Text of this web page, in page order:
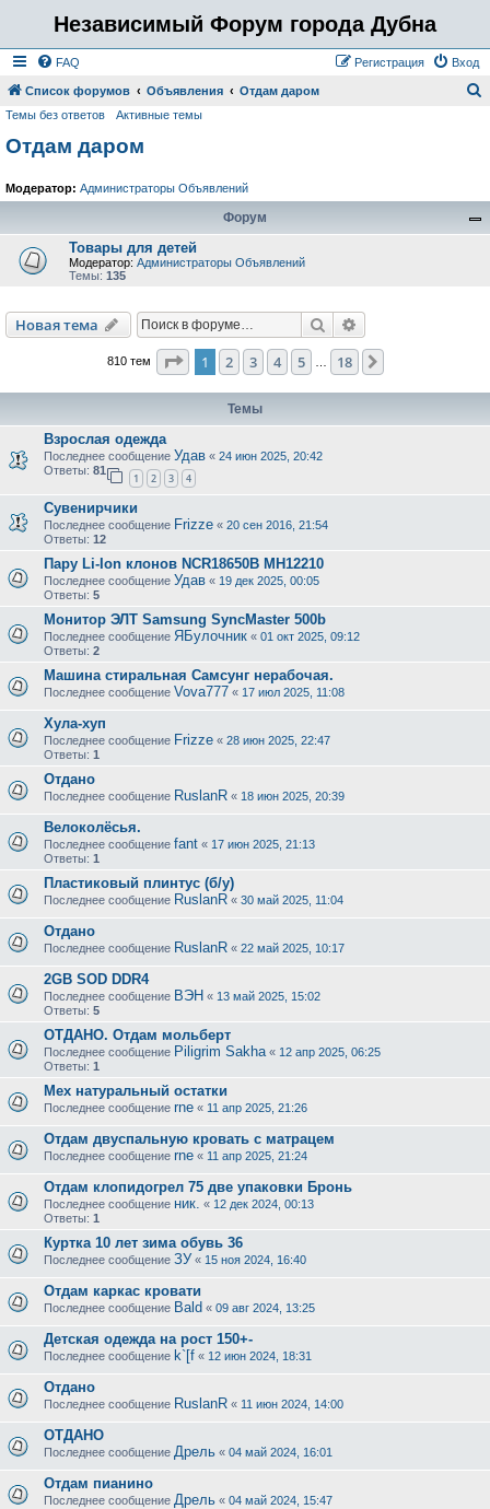
Независимый Форум города Дубна
FAQ Вход
Регистрация
Список форумов Объявления Отдам даром
Темы без ответов Активные темы
Отдам даром
Модератор: Администраторы Объявлений
Форум
Товары для детей
Модератор: Администраторы Объявлений
Темы: 135
Новая тема Поиск
810 тем Страница из 18
1 2 3 4 5 18
Темы
Взрослая одежда
Последнее сообщение Удав « 24 июн 2025, 20:42
Ответы: 81
1 2 3 4
Сувенирчики
Последнее сообщение Frizze « 20 сен 2016, 21:54
Ответы: 12
Пару Li-Ion клонов NCR18650B MH12210
Последнее сообщение Удав « 19 дек 2025, 00:05
Ответы: 5
Монитор ЭЛТ Samsung SyncMaster 500b
Последнее сообщение ЯБулочник « 01 окт 2025, 09:12
Ответы: 2
Машина стиральная Самсунг нерабочая.
Последнее сообщение Vova777 « 17 июл 2025, 11:08
Хула-хуп
Последнее сообщение Frizze « 28 июн 2025, 22:47
Ответы: 1
Отдано
Последнее сообщение RuslanR « 18 июн 2025, 20:39
Велоколёсья.
Последнее сообщение fant « 17 июн 2025, 21:13
Ответы: 1
Пластиковый плинтус (б/у)
Последнее сообщение RuslanR « 30 май 2025, 11:04
Отдано
Последнее сообщение RuslanR « 22 май 2025, 10:17
2GB SOD DDR4
Последнее сообщение ВЭН « 13 май 2025, 15:02
Ответы: 5
ОТДАНО. Отдам мольберт
Последнее сообщение Piligrim Sakha « 12 апр 2025, 06:25
Ответы: 1
Мех натуральный остатки
Последнее сообщение rne « 11 апр 2025, 21:26
Отдам двуспальную кровать с матрацем
Последнее сообщение rne « 11 апр 2025, 21:24
Отдам клопидогрел 75 две упаковки Бронь
Последнее сообщение ник. « 12 дек 2024, 00:13
Ответы: 1
Куртка 10 лет зима обувь 36
Последнее сообщение ЗУ « 15 ноя 2024, 16:40
Отдам каркас кровати
Последнее сообщение Bald « 09 авг 2024, 13:25
Детская одежда на рост 150+-
Последнее сообщение k`[f « 12 июн 2024, 18:31
Отдано
Последнее сообщение RuslanR « 11 июн 2024, 14:00
ОТДАНО
Последнее сообщение Дрель « 04 май 2024, 16:01
Отдам пианино
Последнее сообщение Дрель « 04 май 2024, 15:47